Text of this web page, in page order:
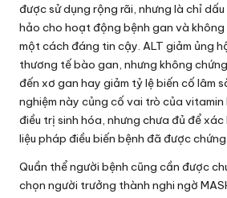
được sử dụng rộng rãi, nhưng là chỉ
hảo cho hoạt động bệnh gan và
một cách đáng tin cậy. ALT giảm ủng
thương tế bào gan, nhưng không
đến xơ gan hay giảm tỷ lệ biến cố lâm
nghiệm này củng cố vai trò của vitamin
điều trị sinh hóa, nhưng chưa đủ để
liệu pháp điều biến bệnh đã được
Quần thể người bệnh cũng cần được
chọn người trưởng thành nghi ngờ